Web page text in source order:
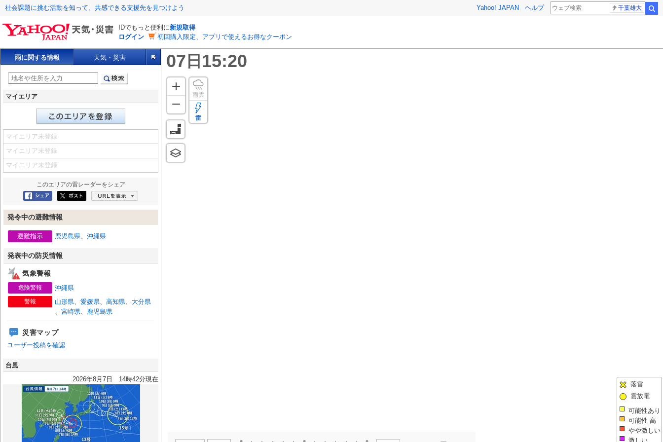
社会課題に挑む活動を知って、共感できる支援先を見つけよう Yahoo! JAPAN ヘルプ 千葉雄大
IDでもっと便利に新規取得
ログイン
初回購入限定、アプリで使えるお得なクーポン
雨に関する情報 天気・災害
マイエリア
マイエリア未登録
マイエリア未登録
マイエリア未登録
このエリアの雷レーダーをシェア
Facebookにシェア
ポスト
発令中の避難情報
避難指示 鹿児島県、 沖縄県
発表中の防災情報
気象警報
危険警報 沖縄県
警報 山形県、 愛媛県、 高知県、 大分県
、 宮崎県、 鹿児島県
災害マップ
ユーザー投稿を確認
台風
2026年8月7日 14時42分現在
雨雲
雷
07 日 15:20
落雷
雲放電
可能性あり
可能性 高
やや激しい
激しい